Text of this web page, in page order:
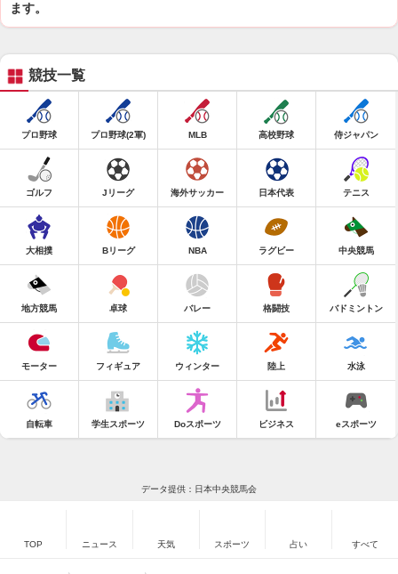
ます。
競技一覧
プロ野球 プロ野球(2軍) MLB 高校野球 侍ジャパン
ゴルフ Jリーグ 海外サッカー 日本代表 テニス
大相撲 Bリーグ NBA ラグビー 中央競馬
地方競馬 卓球 バレー 格闘技 バドミントン
モーター フィギュア ウィンター 陸上 水泳
自転車 学生スポーツ Doスポーツ ビジネス eスポーツ
データ提供：日本中央競馬会
TOP ニュース 天気 スポーツ 占い すべて